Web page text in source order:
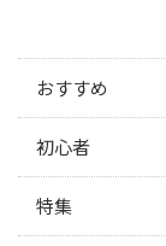
おすすめ
初心者
特集